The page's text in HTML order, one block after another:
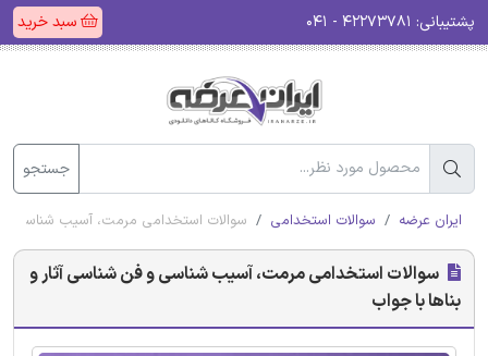
پشتیبانی: سبد خرید
جستجو
ایران عرضه سوالات استخدامی سوالات استخدامی مرمت، آسیب شناسی و
سوالات استخدامی مرمت، آسیب شناسی و فن شناسی آثار و
بناها با جواب